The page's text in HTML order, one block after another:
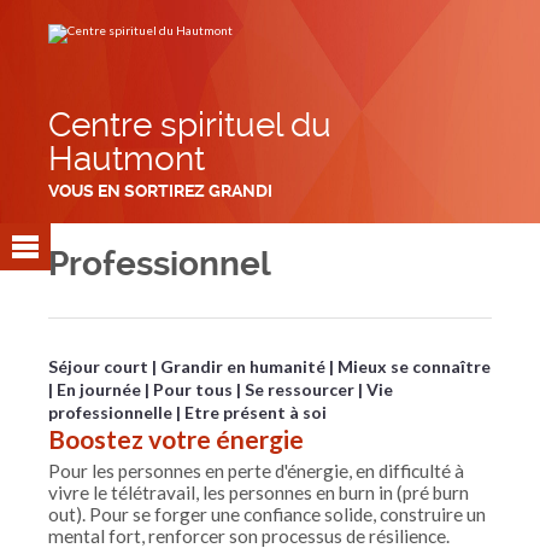
contenu.
Centre spirituel du
Hautmont
VOUS EN SORTIREZ GRANDI
Professionnel
Séjour court Grandir en humanité
Mieux se connaître
En journée
Pour tous Se ressourcer Vie
professionnelle
Etre présent à soi
Boostez votre énergie
Pour les personnes en perte d'énergie, en difficulté à
vivre le télétravail, les personnes en burn in (pré burn
out). Pour se forger une confiance solide, construire un
mental fort, renforcer son processus de résilience.